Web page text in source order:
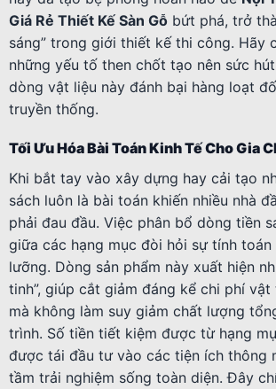
Giá Rẻ Thiết Kế Sàn Gỗ bứt phá, trở
sáng” trong giới thiết kế thi công. Hãy
những yếu tố then chốt tạo nên sức
dòng vật liệu này đánh bại hàng loạt
truyền thống.
Tối Ưu Hóa Bài Toán Kinh Tế Cho Gia
Khi bắt tay vào xây dựng hay cải tạo
sách luôn là bài toán khiến nhiều nhà
phải đau đầu. Việc phân bổ dòng tiền
giữa các hạng mục đòi hỏi sự tính
lưỡng. Dòng sản phẩm này xuất hiện
tinh”, giúp cắt giảm đáng kể chi phí
mà không làm suy giảm chất lượng
trình. Số tiền tiết kiệm được từ hạng
được tái đầu tư vào các tiện ích thông
tầm trải nghiệm sống toàn diện. Đây